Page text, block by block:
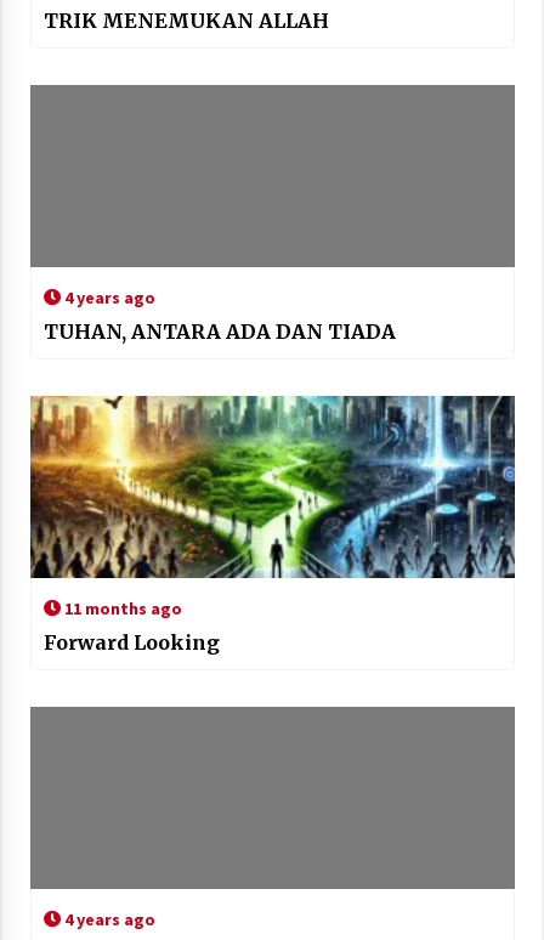
TRIK MENEMUKAN ALLAH
4 years ago
TUHAN, ANTARA ADA DAN TIADA
11 months ago
Forward Looking
4 years ago